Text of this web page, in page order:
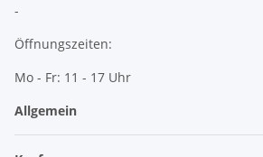
-
Öffnungszeiten:
Mo - Fr: 11 - 17 Uhr
Allgemein